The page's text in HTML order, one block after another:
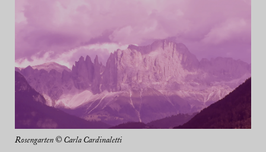
Rosengarten © Carla Cardinaletti